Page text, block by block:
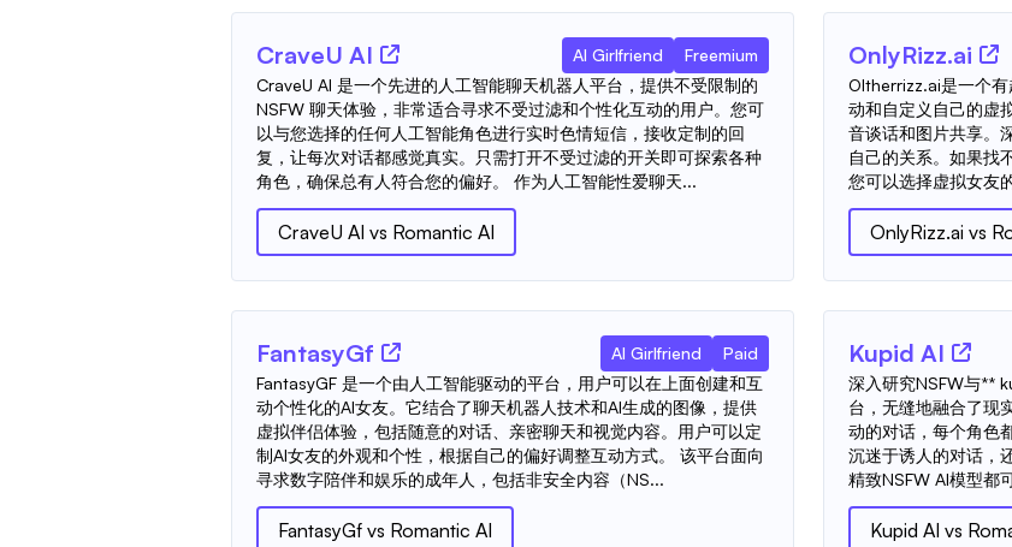
CraveU AI AI Girlfriend
Freemium
CraveU AI 是一个先进的人工智能聊天机器人平台，提供不受限制的
NSFW 聊天体验，非常适合寻求不受过滤和个性化互动的用户。您可
以与您选择的任何人工智能角色进行实时色情短信，接收定制的回
复，让每次对话都感觉真实。只需打开不受过滤的开关即可探索各种
角色，确保总有人符合您的偏好。 作为人工智能性爱聊天...
CraveU AI vs Romantic AI
OnlyRizz.ai
Oltherrizz.ai是一个
动和自定义自己的虚
音谈话和图片共享。
自己的关系。如果找
您可以选择虚拟女友
OnlyRizz.ai vs
FantasyGf AI Girlfriend
Paid
FantasyGF 是一个由人工智能驱动的平台，用户可以在上面创建和互
动个性化的AI女友。它结合了聊天机器人技术和AI生成的图像，提供
虚拟伴侣体验，包括随意的对话、亲密聊天和视觉内容。用户可以定
制AI女友的外观和个性，根据自己的偏好调整互动方式。 该平台面向
寻求数字陪伴和娱乐的成年人，包括非安全内容（NS...
FantasyGf vs Romantic AI
Kupid AI
深入研究NSFW与**
台，无缝地融合了现
动的对话，每个角色
沉迷于诱人的对话，
精致NSFW AI模型都
Kupid AI vs